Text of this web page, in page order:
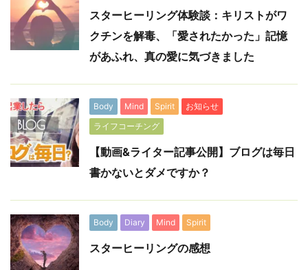
スターヒーリング体験談：キリストがワ
クチンを解毒、「愛されたかった」記憶
があふれ、真の愛に気づきました
Body Mind Spirit
お知らせ
ライフコーチング
【動画&ライター記事公開】ブログは毎日
書かないとダメですか？
Body Diary Mind Spirit
スターヒーリングの感想